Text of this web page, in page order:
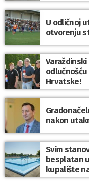
U odličnoj
otvorenju
Varaždinski
Hrvatske!
nakon
Svim
besplatan
kupalište